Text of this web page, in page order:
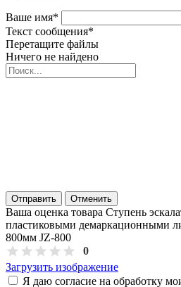
Ваше имя*
Текст сообщения*
Перетащите файлы
Ничего не найдено
Отправить Отменить
Ваша оценка товара Ступень
пластиковыми демаркационными
800мм JZ-800
0
Загрузить изображение
Я даю согласие на обработку